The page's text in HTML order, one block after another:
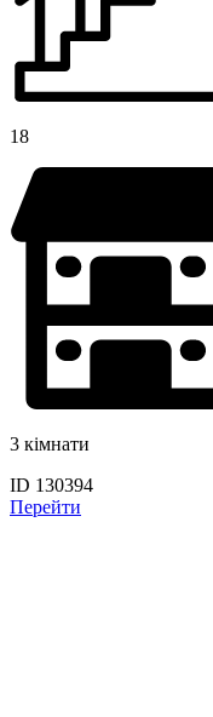
18
3 кімнати
ID 130394
Перейти